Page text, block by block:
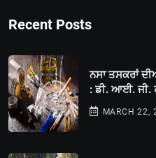
Recent Posts
ਨਸਾ ਤਸਕਰਾਂ
: ਡੀ. ਆਈ. ਜੀ.
MARCH 22,